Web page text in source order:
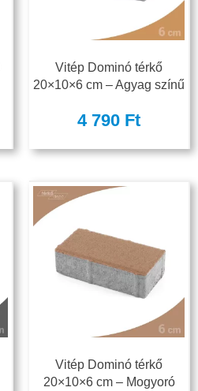
Vitép Dominó térkő
20×10×6 cm – Agyag színű
4 790 Ft
Vitép Dominó térkő
20×10×6 cm – Mogyoró